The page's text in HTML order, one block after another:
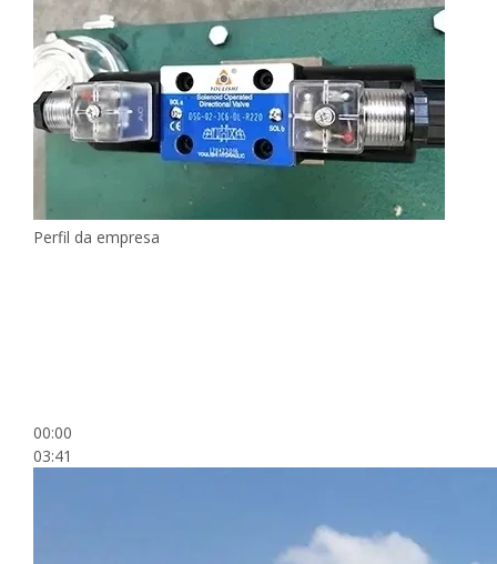
Perfil da empresa
00:00
03:41